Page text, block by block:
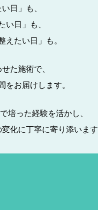
日」も、
い日」も、
えたい日」も。
た施術で、
お届けします。
培った経験を活かし、
化に丁寧に寄り添いま